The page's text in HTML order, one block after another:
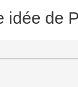
idée de